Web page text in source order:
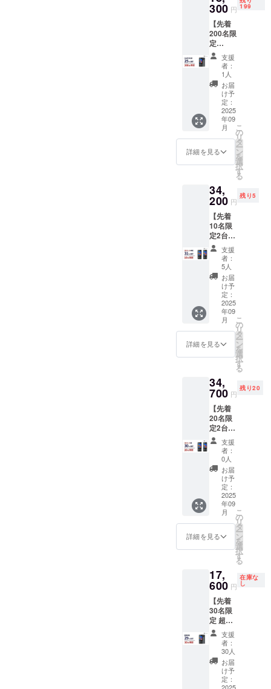
者】
佐々木 仁
【所在地】
151-0053
東京都渋谷
区代々木1-
グランリ
ヴィエール
１F
【問い合わ
せ先】
mail:inquiries
@weatherly.j
k
W10×1
300 円 199
【先着
200名限
定
CAMPF
IRE割
25%OF
F】 一
般販売
予定価
24,800
→18,30
0円 ※税
込、送
料込み
です。
・
Wooas
W10×1
支援
者：
1人
お届
け予
定：
2025
年09
月
詳細を見る
こ
の
リ
タ
ー
ン
を
選
択
す
る
34,
200 円
残り5
【先着
10名限
定2台
セット
早割
31%OF
F】 一
般販売
予定価
49,600
→34,20
0円 ※税
込、送
料込み
です。
・
Wooas
W10×2
支援
者：
5人
お届
け予
定：
2025
年09
月
詳細を見る
こ
の
リ
タ
ー
ン
を
選
択
す
る
34,
700 円
残り20
【先着
20名限
定2台
セット
割
30%OF
F】 一
般販売
予定価
49,600
→34,70
0円 ※税
込、送
料込み
です。
・
Wooas
W10×2
支援
者：
0人
お届
け予
定：
2025
年09
月
詳細を見る
こ
の
リ
タ
ー
ン
を
選
択
す
る
17,
600 円
在庫な
し
【先着
30名限
定 超超
早割
29%OF
F】 一
般販売
予定価
支援
者：
30人
お届
け予
定：
2025